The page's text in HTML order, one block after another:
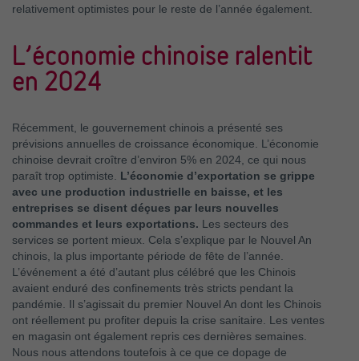
relativement optimistes pour le reste de l’année également.
L’économie chinoise ralentit
en 2024
Récemment, le gouvernement chinois a présenté ses
prévisions annuelles de croissance économique. L’économie
chinoise devrait croître d’environ 5% en 2024, ce qui nous
paraît trop optimiste. L’économie d’exportation se grippe
avec une production industrielle en baisse, et les
entreprises se disent déçues par leurs nouvelles
commandes et leurs exportations. Les secteurs des
services se portent mieux. Cela s’explique par le Nouvel An
chinois, la plus importante période de fête de l’année.
L’événement a été d’autant plus célébré que les Chinois
avaient enduré des confinements très stricts pendant la
pandémie. Il s’agissait du premier Nouvel An dont les Chinois
ont réellement pu profiter depuis la crise sanitaire. Les ventes
en magasin ont également repris ces dernières semaines.
Nous nous attendons toutefois à ce que ce dopage de